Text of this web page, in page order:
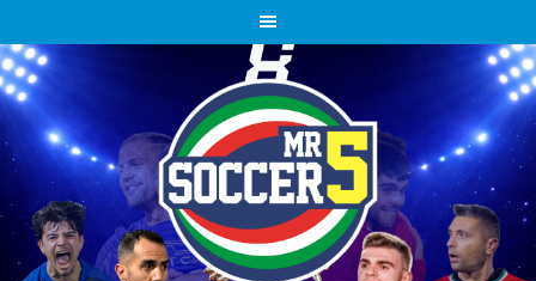
to
content